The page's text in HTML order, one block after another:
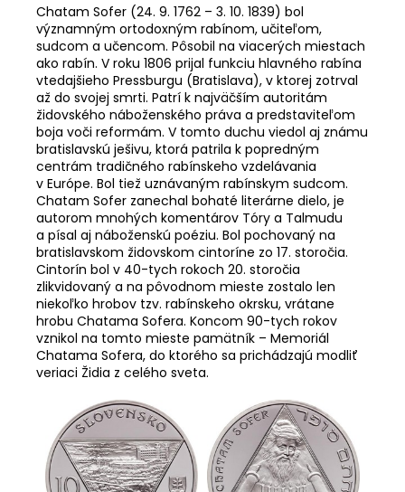
Chatam Sofer (24. 9. 1762 – 3. 10. 1839) bol
významným ortodoxným rabínom, učiteľom,
sudcom a učencom. Pôsobil na viacerých miestach
ako rabín. V roku 1806 prijal funkciu hlavného rabína
vtedajšieho Pressburgu (Bratislava), v ktorej zotrval
až do svojej smrti. Patrí k najväčším autoritám
židovského náboženského práva a predstaviteľom
boja voči reformám. V tomto duchu viedol aj známu
bratislavskú ješivu, ktorá patrila k popredným
centrám tradičného rabínskeho vzdelávania
v Európe. Bol tiež uznávaným rabínskym sudcom.
Chatam Sofer zanechal bohaté literárne dielo, je
autorom mnohých komentárov Tóry a Talmudu
a písal aj náboženskú poéziu. Bol pochovaný na
bratislavskom židovskom cintoríne zo 17. storočia.
Cintorín bol v 40-tych rokoch 20. storočia
zlikvidovaný a na pôvodnom mieste zostalo len
niekoľko hrobov tzv. rabínskeho okrsku, vrátane
hrobu Chatama Sofera. Koncom 90-tych rokov
vznikol na tomto mieste pamätník – Memoriál
Chatama Sofera, do ktorého sa prichádzajú modliť
veriaci Židia z celého sveta.